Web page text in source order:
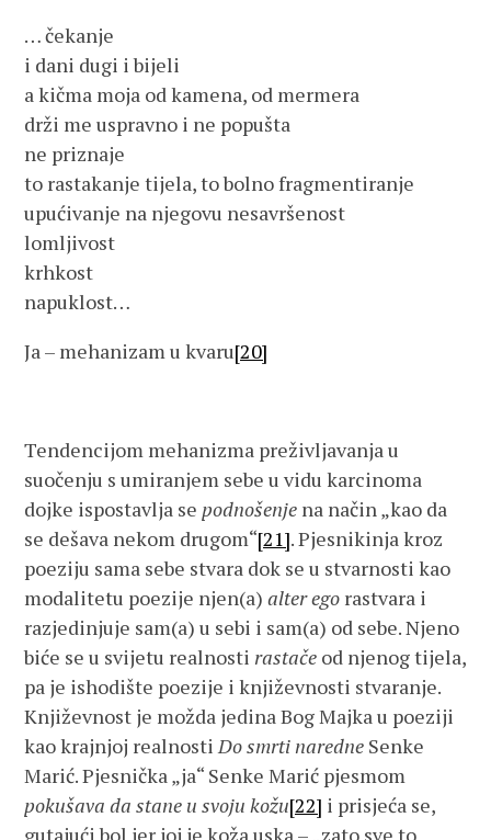
… čekanje
i dani dugi i bijeli
a kičma moja od kamena, od mermera
drži me uspravno i ne popušta
ne priznaje
to rastakanje tijela, to bolno fragmentiranje
upućivanje na njegovu nesavršenost
lomljivost
krhkost
napuklost…
Ja – mehanizam u kvaru[20]
Tendencijom mehanizma preživljavanja u
suočenju s umiranjem sebe u vidu karcinoma
dojke ispostavlja se podnošenje na način „kao da
se dešava nekom drugom“[21]. Pjesnikinja kroz
poeziju sama sebe stvara dok se u stvarnosti kao
modalitetu poezije njen(a)alter ego rastvara i
razjedinjuje sam(a) u sebi i sam(a) od sebe. Njeno
biće se u svijetu realnosti rastače od njenog tijela,
pa je ishodište poezije i književnosti stvaranje.
Književnost je možda jedina Bog Majka u poeziji
kao krajnjoj realnostiDo smrti naredne Senke
Marić. Pjesnička „ja“ Senke Marić pjesmom
pokušava da stane u svoju kožu[22] i prisjeća se,
gutajući bol jer joj je koža uska – „zato sve to